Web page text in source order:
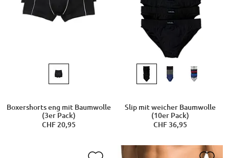
Boxershorts eng mit Baumwolle
(3er Pack)
CHF 20,95
Slip mit weicher Baumwolle
(10er Pack)
CHF 36,95